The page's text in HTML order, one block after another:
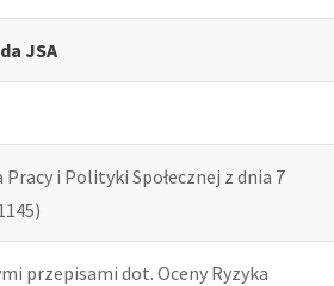
JSA
i Polityki Społecznej z dnia 7
przepisami dot. Oceny Ryzyka